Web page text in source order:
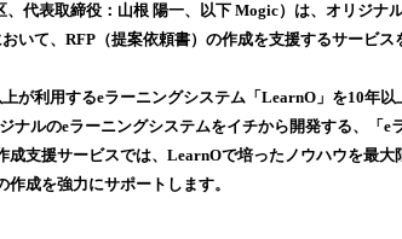
！
数
読
み
込
代表取締役：山根 陽一、以下 Mogic）は、オリジナ
いて、RFP（提案依頼書）の作成を支援するサービス
が利用するeラーニングシステム「LearnO」を10年以
ナルのeラーニングシステムをイチから開発する、「e
成支援サービスでは、LearnOで培ったノウハウを最大
成を強力にサポートします。